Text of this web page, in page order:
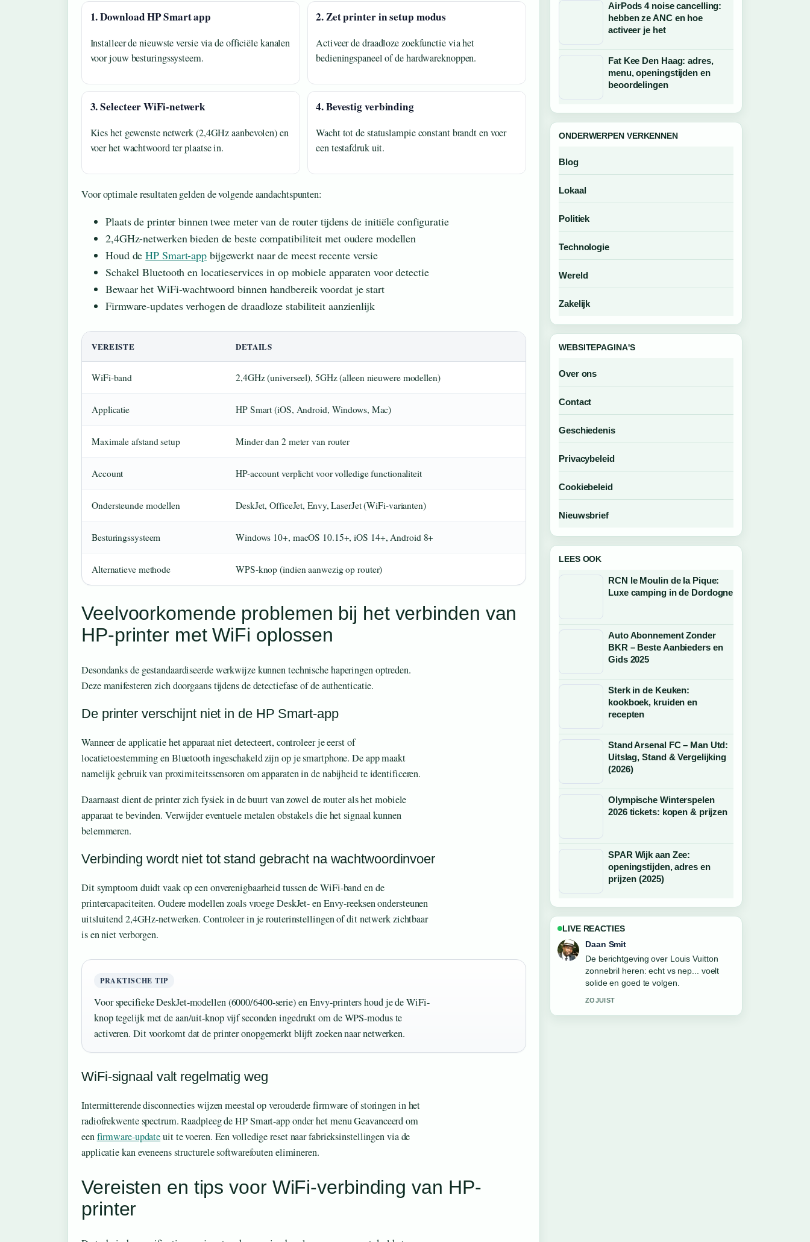
1. Download HP Smart app
Installeer de nieuwste versie via de officiële kanalen
voor jouw besturingssysteem.
2. Zet printer in setup modus
Activeer de draadloze zoekfunctie via het
bedieningspaneel of de hardwareknoppen.
3. Selecteer WiFi-netwerk
Kies het gewenste netwerk (2,4GHz aanbevolen) en
voer het wachtwoord ter plaatse in.
4. Bevestig verbinding
Wacht tot de statuslampie constant brandt en voer
een testafdruk uit.
Voor optimale resultaten gelden de volgende aandachtspunten:
Plaats de printer binnen twee meter van de router tijdens de initiële configuratie
2,4GHz-netwerken bieden de beste compatibiliteit met oudere modellen
Houd deHP Smart-app bijgewerkt naar de meest recente versie
Schakel Bluetooth en locatieservices in op mobiele apparaten voor detectie
Bewaar het WiFi-wachtwoord binnen handbereik voordat je start
Firmware-updates verhogen de draadloze stabiliteit aanzienlijk
VEREISTE DETAILS
WiFi-band 2,4GHz (universeel), 5GHz (alleen nieuwere modellen)
Applicatie HP Smart (iOS, Android, Windows, Mac)
Maximale afstand setup Minder dan 2 meter van router
Account HP-account verplicht voor volledige functionaliteit
Ondersteunde modellen DeskJet, OfficeJet, Envy, LaserJet (WiFi-varianten)
Besturingssysteem Windows 10+, macOS 10.15+, iOS 14+, Android 8+
Alternatieve methode WPS-knop (indien aanwezig op router)
Veelvoorkomende problemen bij het verbinden van
HP-printer met WiFi oplossen
Desondanks de gestandaardiseerde werkwijze kunnen technische haperingen optreden.
Deze manifesteren zich doorgaans tijdens de detectiefase of de authenticatie.
De printer verschijnt niet in de HP Smart-app
Wanneer de applicatie het apparaat niet detecteert, controleer je eerst of
locatietoestemming en Bluetooth ingeschakeld zijn op je smartphone. De app maakt
namelijk gebruik van proximiteitssensoren om apparaten in de nabijheid te identificeren.
Daarnaast dient de printer zich fysiek in de buurt van zowel de router als het mobiele
apparaat te bevinden. Verwijder eventuele metalen obstakels die het signaal kunnen
belemmeren.
Verbinding wordt niet tot stand gebracht na wachtwoordinvoer
Dit symptoom duidt vaak op een onverenigbaarheid tussen de WiFi-band en de
printercapaciteiten. Oudere modellen zoals vroege DeskJet- en Envy-reeksen ondersteunen
uitsluitend 2,4GHz-netwerken. Controleer in je routerinstellingen of dit netwerk zichtbaar
is en niet verborgen.
PRAKTISCHE TIP
Voor specifieke DeskJet-modellen (6000/6400-serie) en Envy-printers houd je de WiFi-
knop tegelijk met de aan/uit-knop vijf seconden ingedrukt om de WPS-modus te
activeren. Dit voorkomt dat de printer onopgemerkt blijft zoeken naar netwerken.
WiFi-signaal valt regelmatig weg
Intermitterende disconnecties wijzen meestal op verouderde firmware of storingen in het
radiofrekwente spectrum. Raadpleeg de HP Smart-app onder het menu Geavanceerd om
eenfirmware-updateuit te voeren. Een volledige reset naar fabrieksinstellingen via de
applicatie kan eveneens structurele softwarefouten elimineren.
Vereisten en tips voor WiFi-verbinding van HP-
printer
AirPods 4 noise cancelling:
hebben ze ANC en hoe
activeer je het
Fat Kee Den Haag: adres,
menu, openingstijden en
beoordelingen
ONDERWERPEN VERKENNEN
Blog
Lokaal
Politiek
Technologie
Wereld
Zakelijk
WEBSITEPAGINA'S
Over ons
Contact
Geschiedenis
Privacybeleid
Cookiebeleid
Nieuwsbrief
LEES OOK
RCN le Moulin de la Pique:
Luxe camping in de Dordogne
Auto Abonnement Zonder
BKR – Beste Aanbieders en
Gids 2025
Sterk in de Keuken:
kookboek, kruiden en
recepten
Stand Arsenal FC – Man Utd:
Uitslag, Stand & Vergelijking
(2026)
Olympische Winterspelen
2026 tickets: kopen & prijzen
SPAR Wijk aan Zee:
openingstijden, adres en
prijzen (2025)
LIVE REACTIES
Milan Visser
Goede verificatie rond De beste sport
bh voor grote maten:.... Meer redacties
zouden zo moeten schrijven.
3 MIN GELEDEN